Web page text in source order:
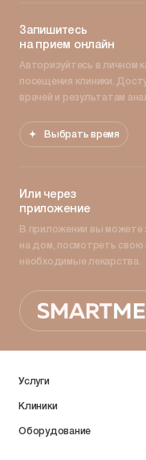
Запишитесь
на прием онлайн
Авторизуйтесь в личном
посещения клиники.
врачей и результатам
Выбрать время
Или через
приложение
В приложении вы можете
на дом, посмотреть свою
необходимые лекарства.
Услуги
Клиники
Оборудование